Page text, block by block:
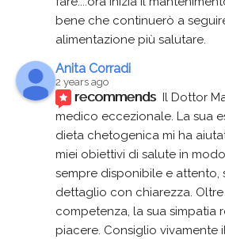
bene che continuerò a
alimentazione più salutare.
Anita Corradi
2 years ago
recommends Il Dottor
medico eccezionale. La sua
dieta chetogenica mi ha
miei obiettivi di salute in
sempre disponibile e attento,
dettaglio con chiarezza.
competenza, la sua simpatia
piacere. Consiglio vivamente